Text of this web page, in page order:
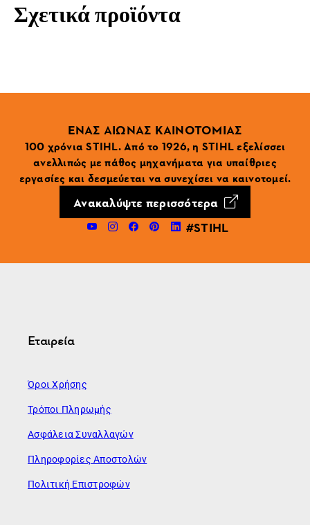
Σχετικά προϊόντα
ΕΝΑΣ ΑΙΩΝΑΣ ΚΑΙΝΟΤΟΜΙΑΣ
100 χρόνια STIHL. Από το 1926, η STIHL εξελίσσει
ανελλιπώς με πάθος μηχανήματα για υπαίθριες
εργασίες και δεσμεύεται να συνεχίσει να καινοτομεί.
Ανακαλύψτε περισσότερα
#STIHL
Εταιρεία
Όροι Χρήσης
Τρόποι Πληρωμής
Ασφάλεια Συναλλαγών
Πληροφορίες Αποστολών
Πολιτική Επιστροφών